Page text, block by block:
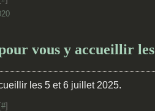
vous y accueillir les
#]